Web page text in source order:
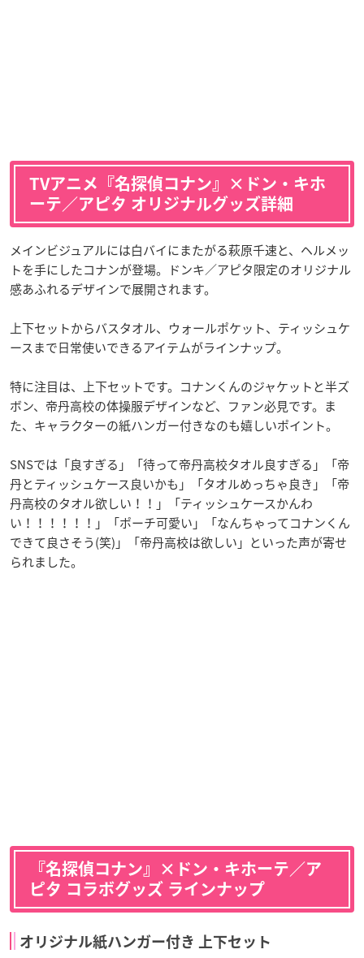
TVアニメ『名探偵コナン』×ドン・キホ
ーテ／アピタ オリジナルグッズ詳細
メインビジュアルには白バイにまたがる萩原千速と、ヘルメッ
トを手にしたコナンが登場。ドンキ／アピタ限定のオリジナル
感あふれるデザインで展開されます。
上下セットからバスタオル、ウォールポケット、ティッシュケ
ースまで日常使いできるアイテムがラインナップ。
特に注目は、上下セットです。コナンくんのジャケットと半ズ
ボン、帝丹高校の体操服デザインなど、ファン必見です。ま
た、キャラクターの紙ハンガー付きなのも嬉しいポイント。
SNSでは「良すぎる」「待って帝丹高校タオル良すぎる」「帝
丹とティッシュケース良いかも」「タオルめっちゃ良き」「帝
丹高校のタオル欲しい！！」「ティッシュケースかんわ
い！！！！！！」「ポーチ可愛い」「なんちゃってコナンくん
できて良さそう(笑)」「帝丹高校は欲しい」といった声が寄せ
られました。
『名探偵コナン』×ドン・キホーテ／ア
ピタ コラボグッズ ラインナップ
オリジナル紙ハンガー付き 上下セット